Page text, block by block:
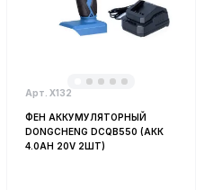
Арт. Х132
ФЕН АККУМУЛЯТОРНЫЙ
DONGCHENG DCQB550 (АКК
4.0AH 20V 2ШТ)